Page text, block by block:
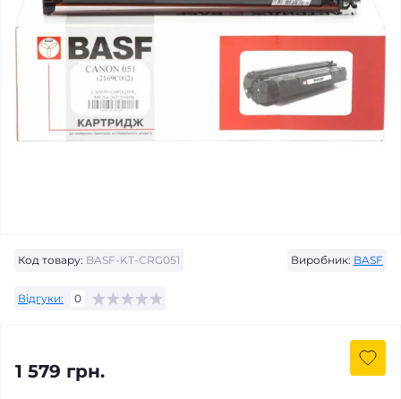
Код товару: BASF-KT-CRG051 Виробник: BASF
Відгуки: 0
1 579 грн.